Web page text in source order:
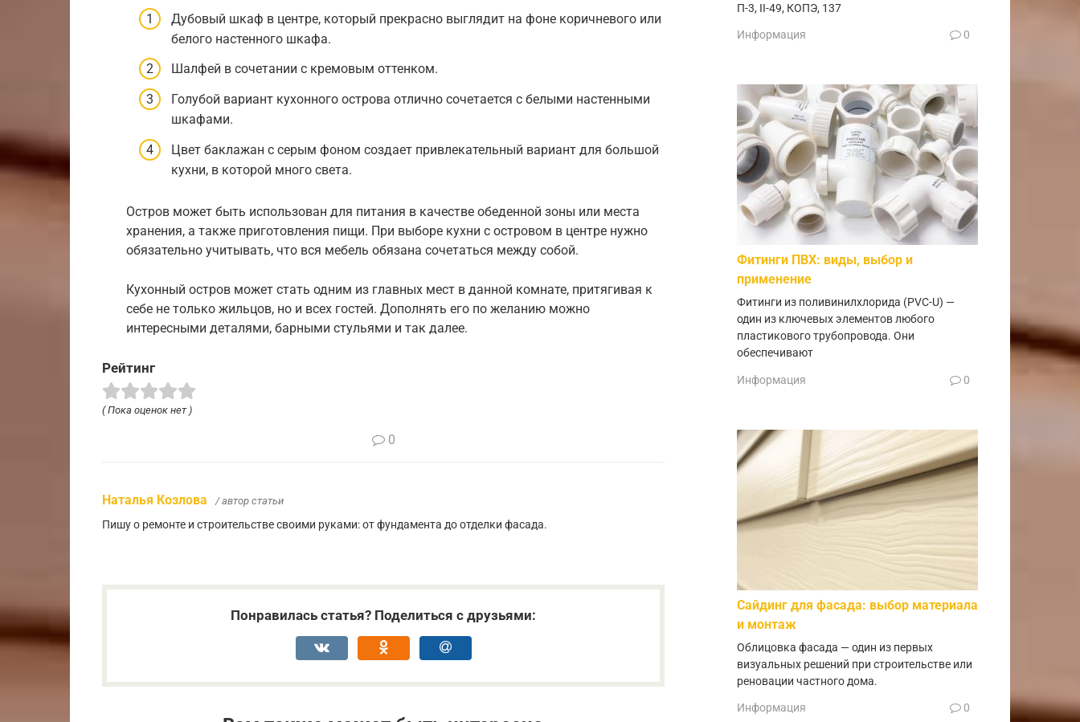
Дубовый шкаф в центре, который прекрасно выглядит на фоне коричневого или
белого настенного шкафа.
Шалфей в сочетании с кремовым оттенком.
Голубой вариант кухонного острова отлично сочетается с белыми настенными
шкафами.
Цвет баклажан с серым фоном создает привлекательный вариант для большой
кухни, в которой много света.
Остров может быть использован для питания в качестве обеденной зоны или места
хранения, а также приготовления пищи. При выборе кухни с островом в центре нужно
обязательно учитывать, что вся мебель обязана сочетаться между собой.
Кухонный остров может стать одним из главных мест в данной комнате, притягивая к
себе не только жильцов, но и всех гостей. Дополнять его по желанию можно
интересными деталями, барными стульями и так далее.
Рейтинг
( Пока оценок нет )
0
Наталья Козлова / автор статьи
Пишу о ремонте и строительстве своими руками: от фундамента до отделки фасада.
Понравилась статья? Поделиться с друзьями:
П-3, II-49, КОПЭ, 137
Информация 0
Фитинги ПВХ: виды, выбор и
применение
Фитинги из поливинилхлорида (PVC-U) —
один из ключевых элементов любого
пластикового трубопровода. Они
обеспечивают
Информация 0
Сайдинг для фасада: выбор материала
и монтаж
Облицовка фасада — один из первых
визуальных решений при строительстве или
реновации частного дома.
Информация 0